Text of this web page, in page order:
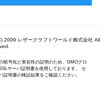
レザークラフトワールド株式会社 All
暗号化と実在性の証明のため、GMOグロ
サーバ証明書を使用しております。 セ
証明書の検証結果をご確認ください。